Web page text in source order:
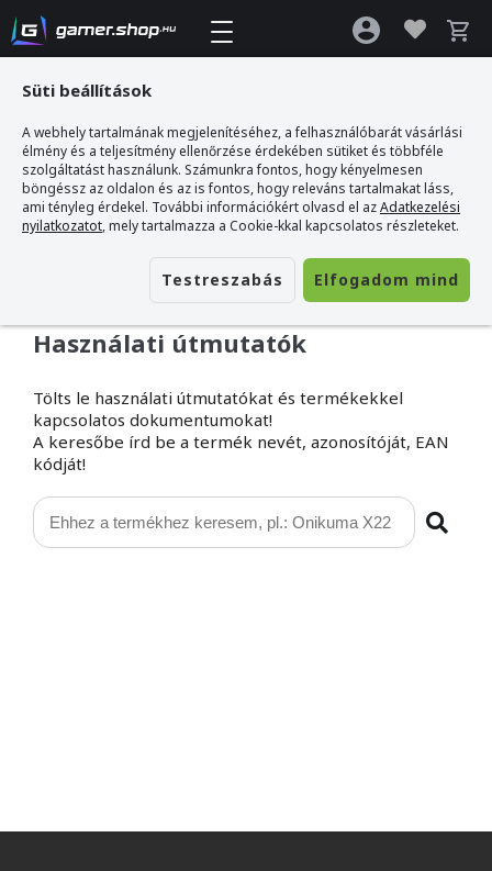
Gamer webshop >Vásárlási információk
Vásárlási információk
Használati útmutatók
Tölts le használati útmutatókat és termékekkel
kapcsolatos dokumentumokat!
A keresőbe írd be a termék nevét, azonosítóját, EAN
kódját!
Süti beállítások
A webhely tartalmának megjelenítéséhez, a felhasználóbarát vásárlási
élmény és a teljesítmény ellenőrzése érdekében sütiket és többféle
szolgáltatást használunk. Számunkra fontos, hogy kényelmesen
böngéssz az oldalon és az is fontos, hogy releváns tartalmakat láss,
ami tényleg érdekel. További információkért olvasd el azAdatkezelési
nyilatkozatot, mely tartalmazza a Cookie-kkal kapcsolatos részleteket.
Testreszabás Elfogadom mind